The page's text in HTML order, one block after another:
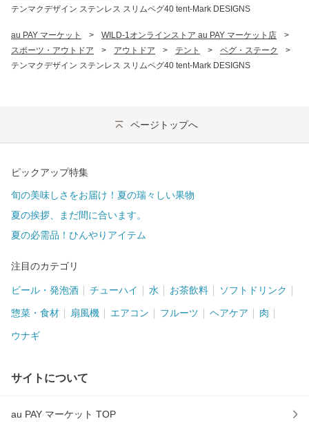
テンマクデザイン ステンレス スリムペグ40 tent-Mark DESIGNS
au PAY マーケット > WILD-1オンラインストア au PAY マーケット店
>
スポーツ・アウトドア
> アウトドア > テント > ペグ・ステーク
>
テンマクデザイン ステンレス スリムペグ40 tent-Mark DESIGNS
ページトップへ
ピックアップ特集
旬の美味しさをお届け！夏の瑞々しい果物
夏の挨拶、まだ間に合います。
夏の必需品！ひんやりアイテム
注目のカテゴリ
ビール・発泡酒 チューハイ 水 お茶飲料 ソフトドリンク
惣菜・食材 扇風機 エアコン フルーツ ヘアケア 肉
ウナギ
サイトについて
au PAY マーケット TOP